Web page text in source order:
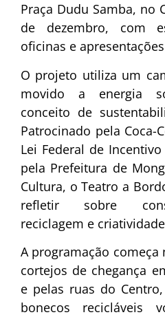
Praça Dudu Samba, no
de dezembro, com
oficinas e
O projeto utiliza um
movido a energia
conceito de
Patrocinado pela Coca-
Lei Federal de
pela Prefeitura de
Cultura, o Teatro a
refletir sobre
reciclagem e
A programação começa
cortejos de chegança
e pelas ruas do
bonecos recicláveis